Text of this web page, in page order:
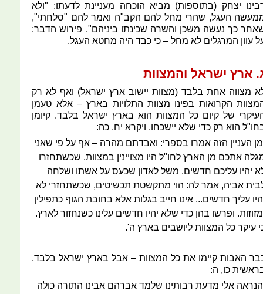
יצחק (בתוספות) מביא הוכחה מעניינת לדעתו: "ולא
העגל, שהרי מחל להם הקב"ה ואמר להם "סלחתי",
כך נעשה משכן והשרה שכינתו ביניהם". פירוש הדבר:
עוון המרגלים לא מחל – כי כבד היה מחטא העגל.
ארץ ישראל והמצוות
מצווה אחת בלבד (מצוות יישוב ארץ ישראל) ואף לא רק
הקרואות בפינו מצוות התלויות בארץ – אלא טעמן
של קיום כל המצוות הוא בארץ ישראל בלבד. קיומן
הוא רק כדי שלא יישכחו. ויקרא יח, כה:
העניין הזה אמרו בספרי: ואבדתם מהרה – אף על פי שאני
אתכם מן הארץ לחו"ל היו מצויינין במצוות, שכשתחזרו
יהיו עליכם חדשים. משל לאדון שכעס על אשתו ושלחה
אביה, אמר לה: הוי מתקשטת תכשיטים, שכשתחזרי לא
עליך חדשים... אינו חייב בגלות אלא בחובת הגוף כתפילין
ופרשו בהן כדי שלא יהיו חדשים עלינו כשנחזור לארץ.
עיקר כל המצוות ליושבים בארץ ה'.
האבות קיימו את כל המצוות – אבל בארץ ישראל בלבד,
כו, ה:
אלי מדעת רבותינו שלמד אברהם אבינו התורה כולה